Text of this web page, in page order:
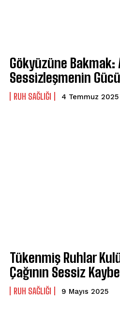
Gökyüzüne Bakmak:
Sessizleşmenin Gücü
⁠RUH SAĞLIĞI 4 Temmuz 2025
Tükenmiş Ruhlar
Çağının Sessiz
⁠RUH SAĞLIĞI 9 Mayıs 2025